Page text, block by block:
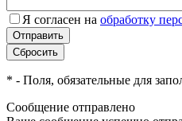
Я согласен на обработку
* - Поля, обязательные для
Сообщение отправлено